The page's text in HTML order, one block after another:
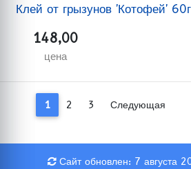
Клей от грызунов 'Котофей'
148,00
цена
1 2 3 Следующая
Сайт обновлен: 7 августа